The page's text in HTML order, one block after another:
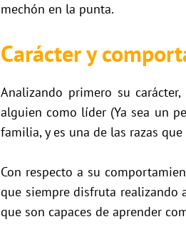
mechón en la punta.
Carácter y
Analizando primero su carácter,
alguien como líder (Ya sea un
familia, y es una de las razas
Con respecto a su
que siempre disfruta realizando
que son capaces de aprender